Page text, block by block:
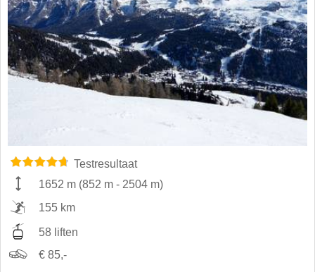
Testresultaat
1652 m (852 m - 2504 m)
155 km
58 liften
€ 85,-